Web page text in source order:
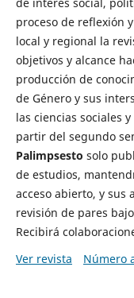
proceso de reflexión
local y regional la
objetivos y alcance
producción de
de Género y sus
las ciencias sociales
partir del segundo
Palimpsesto solo
de estudios,
acceso abierto, y sus
revisión de pares
Recibirá
Ver revista
Número